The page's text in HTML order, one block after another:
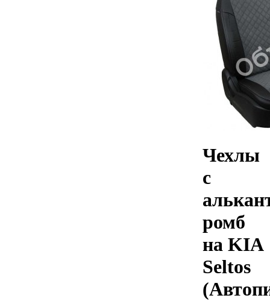
Чехлы
с
ромб
на KIA
Seltos